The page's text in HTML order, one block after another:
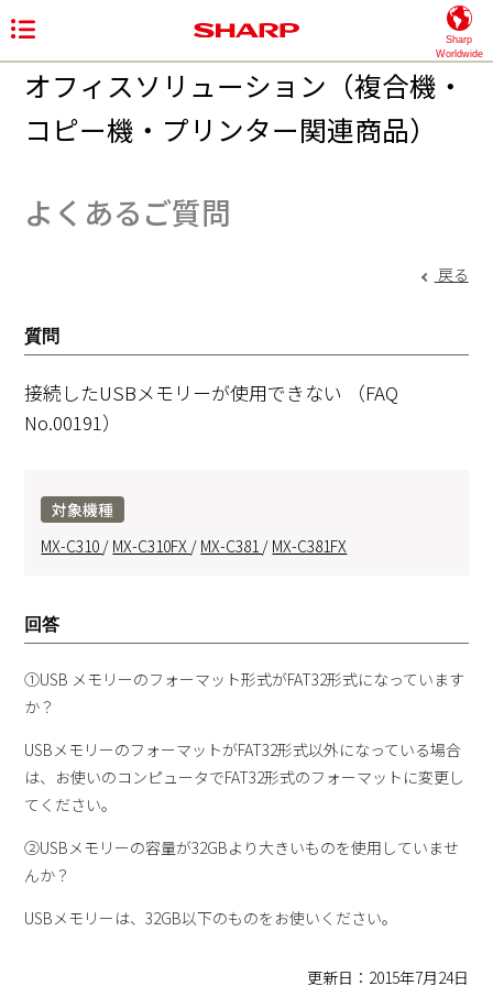
Sharp
Worldwide
オフィスソリューション（複合機・
コピー機・プリンター関連商品）
よくあるご質問
戻る
質問
接続したUSBメモリーが使用できない
（FAQ
No.00191）
対象機種
MX-C310 / MX-C310FX / MX-C381 / MX-C381FX
回答
①USB メモリーのフォーマット形式がFAT32形式になっています
か？
USBメモリーのフォーマットがFAT32形式以外になっている場合
は、お使いのコンピュータでFAT32形式のフォーマットに変更し
てください。
②USBメモリーの容量が32GBより大きいものを使用していませ
んか？
USBメモリーは、32GB以下のものをお使いください。
更新日：2015年7月24日